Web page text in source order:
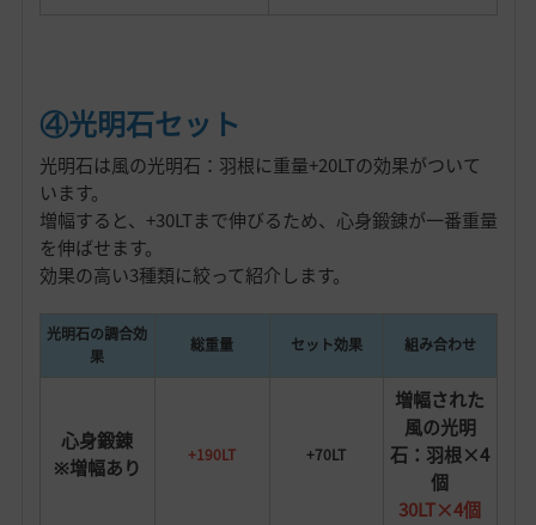
④光明石セット
光明石は風の光明石：羽根に重量+20LTの効果がついて
います。
増幅すると、+30LTまで伸びるため、心身鍛錬が一番重量
を伸ばせます。
効果の高い3種類に絞って紹介します。
光明石の調合効
果
総重量 セット効果 組み合わせ
心身鍛錬
※増幅あり
+190LT +70LT
増幅された
風の光明
石：羽根×4
個
30LT×4個